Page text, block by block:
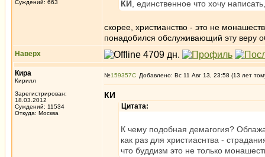
Суждений: 663
КИ , единственное что хочу
скорее, христианство - это не
понадобился обслуживающий эту веру
Наверх
Кира
Кирилл
Зарегистрирован:
18.03.2012
Суждений: 11534
Откуда: Москва
№159357 Добавлено: Вс 11 Авг 13, 23:58 (13 лет
КИ
Цитата:
К чему подобная демагогия?
как раз для христиаснтва -
что буддизм это не только